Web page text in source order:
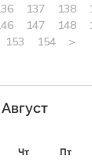
137 138
147 148
153 154 >
Август
Чт Пт